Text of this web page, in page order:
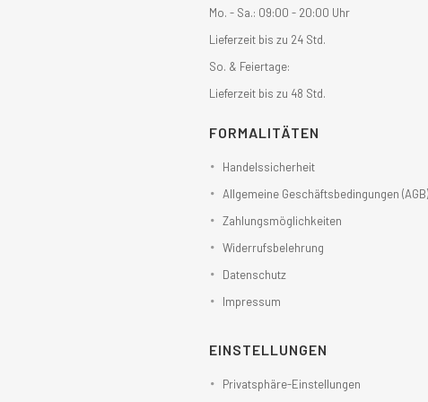
Mo. - Sa.: 09:00 - 20:00 Uhr
Lieferzeit bis zu 24 Std.
So. & Feiertage:
Lieferzeit bis zu 48 Std.
FORMALITÄTEN
Handelssicherheit
Allgemeine Geschäftsbedingungen (AGB)
Zahlungsmöglichkeiten
Widerrufsbelehrung
Datenschutz
Impressum
EINSTELLUNGEN
Privatsphäre-Einstellungen